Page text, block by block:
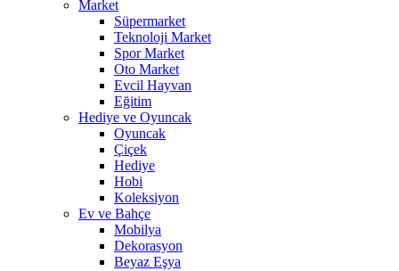
Market
Süpermarket
Teknoloji Market
Spor Market
Oto Market
Evcil Hayvan
Eğitim
Hediye ve Oyuncak
Oyuncak
Çiçek
Hediye
Hobi
Koleksiyon
Ev ve Bahçe
Mobilya
Dekorasyon
Beyaz Eşya